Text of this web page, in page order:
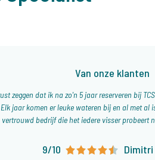
Van onze klanten
zeggen dat ik na zo'n 5 jaar reserveren bij
jaar komen er leuke wateren bij en al met al
vertrouwd bedrijf die het iedere visser probeert
9/10 Dimitri